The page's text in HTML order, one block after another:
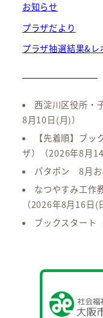
お知らせ
プラザだより
プラザ抽選結果&レ
西淀川区役所・
8月10日(月)）
【先着順】ブ
ザ）
（2026年8月
パタポン 8月お
なつやすみ工作
（2026年8月16日(
ブックスタート